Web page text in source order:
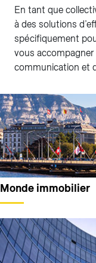
En tant que
à des solutions
spécifiquement
vous
communication et
Monde immobilier